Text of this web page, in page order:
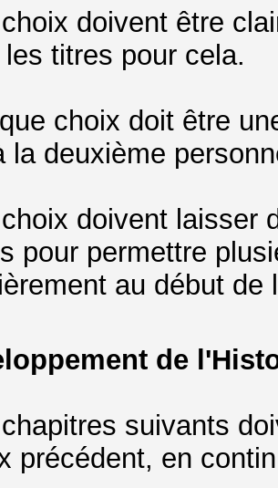
doivent être
titres pour cela.
choix doit être
la deuxième
doivent laisser
pour permettre
au début de
de
suivants
précédent, en